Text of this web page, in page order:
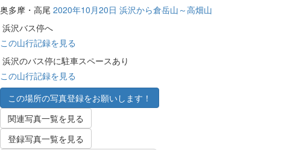
奥多摩・高尾 2020年10月20日 浜沢から倉岳山～高畑山
浜沢バス停へ
この山行記録を見る
浜沢のバス停に駐車スペースあり
この山行記録を見る
この場所の写真登録をお願いします！
関連写真一覧を見る
登録写真一覧を見る